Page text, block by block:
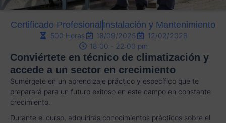
Certificado Profesional Instalación y Mantenimiento
500 Horas 18/09/2025
12/02/2026
18:00 - 22:00 pm
Conviértete en técnico de climatización y
accede a un sector en crecimiento
Sumérgete en un aprendizaje práctico y específico que te
preparará para un futuro exitoso en este campo en constante
crecimiento.
Durante el curso, adquirirás conocimientos prácticos sobre el